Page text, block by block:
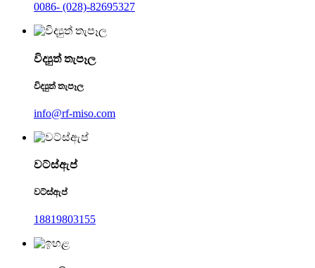
0086- (028)-82695327
විද්‍යුත් තැපෑල
විද්‍යුත් තැපෑල
info@rf-miso.com
වට්ස්ඇප්
වට්ස්ඇප්
18819803155